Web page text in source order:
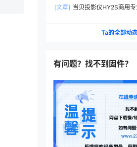
[文章] 当贝投影仪HY2S商用
Ta的全部动
有问题？找不到固件？